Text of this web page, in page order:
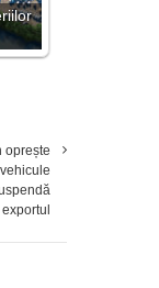
oprește
exportul